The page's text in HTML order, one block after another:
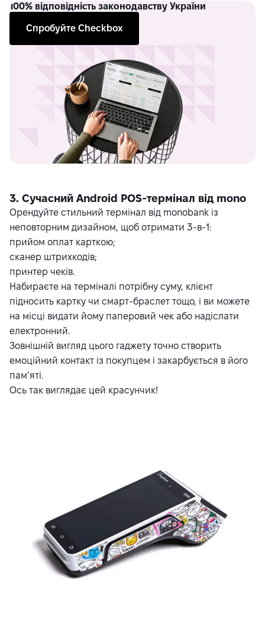
100% відповідність законодавству України
Спробуйте Checkbox
3. Сучасний Android POS-термінал від mono
Орендуйте стильний термінал від monobank із
неповторним дизайном, щоб отримати 3-в-1:
прийом оплат карткою;
сканер штрихкодів;
принтер чеків.
Набираєте на терміналі потрібну суму, клієнт
підносить картку чи смарт-браслет тощо, і ви можете
на місці видати йому паперовий чек або надіслати
електронний.
Зовнішній вигляд цього гаджету точно створить
емоційний контакт із покупцем і закарбується в його
пам’яті.
Ось так виглядає цей красунчик!